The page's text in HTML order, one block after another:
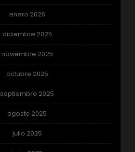
enero 2026
diciembre 2025
noviembre 2025
octubre 2025
septiembre 2025
agosto 2025
julio 2025